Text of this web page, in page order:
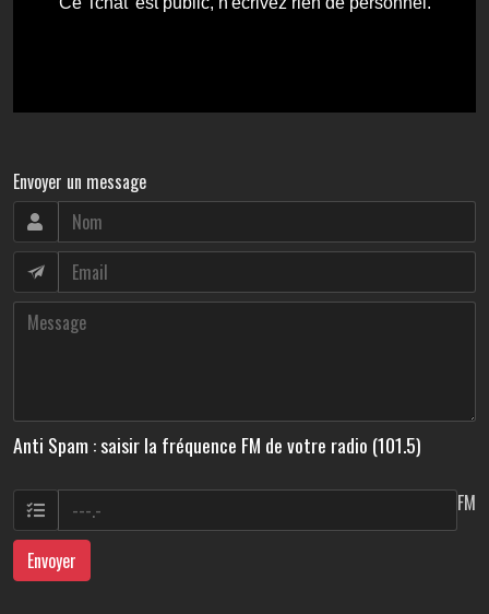
Envoyer un message
Anti Spam : saisir la fréquence FM de votre radio (101.5)
FM
Envoyer